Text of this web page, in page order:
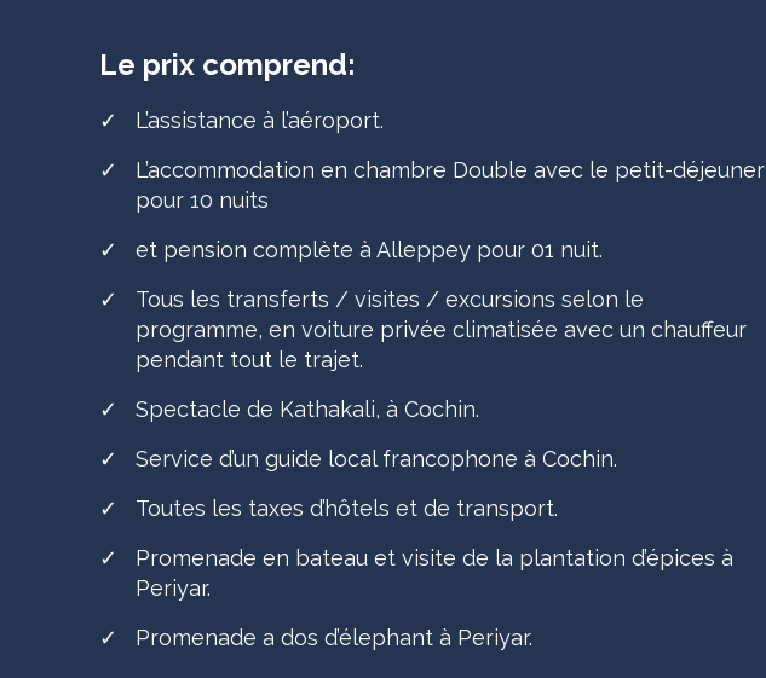
Le prix comprend:
✓
L’assistance à l’aéroport.
✓
L’accommodation en chambre Double avec le petit-déjeuner
pour 10 nuits
✓
et pension complète à Alleppey pour 01 nuit.
✓
Tous les transferts / visites / excursions selon le
programme, en voiture privée climatisée avec un chauffeur
pendant tout le trajet.
✓
Spectacle de Kathakali, à Cochin.
✓
Service d’un guide local francophone à Cochin.
✓
Toutes les taxes d’hôtels et de transport.
✓
Promenade en bateau et visite de la plantation d’épices à
Periyar.
✓
Promenade a dos d’élephant à Periyar.